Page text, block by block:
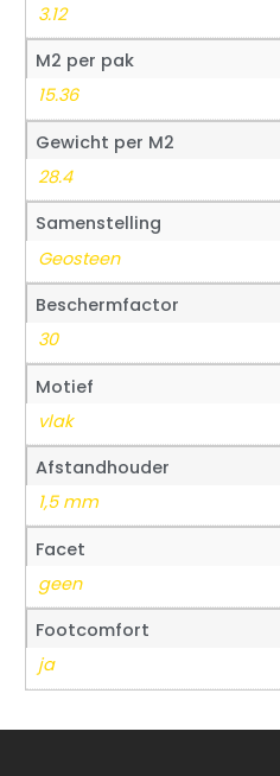
3.12
M2 per pak
15.36
Gewicht per M2
28.4
Samenstelling
Geosteen
Beschermfactor
30
Motief
vlak
Afstandhouder
1,5 mm
Facet
geen
Footcomfort
ja